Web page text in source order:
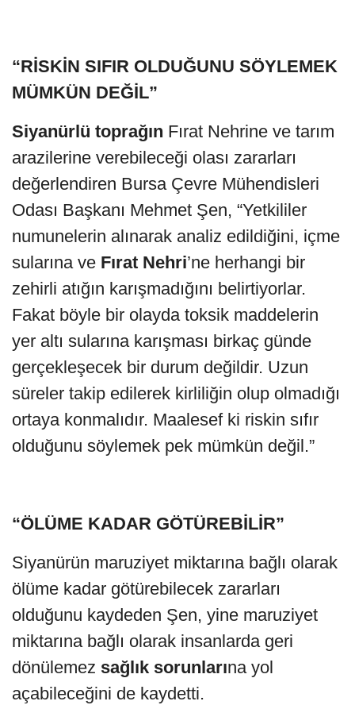
“RİSKİN SIFIR OLDUĞUNU SÖYLEMEK
MÜMKÜN DEĞİL”
Siyanürlü toprağın Fırat Nehrine ve tarım
arazilerine verebileceği olası zararları
değerlendiren Bursa Çevre Mühendisleri
Odası Başkanı Mehmet Şen, “Yetkililer
numunelerin alınarak analiz edildiğini, içme
sularına ve Fırat Nehri’ne herhangi bir
zehirli atığın karışmadığını belirtiyorlar.
Fakat böyle bir olayda toksik maddelerin
yer altı sularına karışması birkaç günde
gerçekleşecek bir durum değildir. Uzun
süreler takip edilerek kirliliğin olup olmadığı
ortaya konmalıdır. Maalesef ki riskin sıfır
olduğunu söylemek pek mümkün değil.”
“ÖLÜME KADAR GÖTÜREBİLİR”
Siyanürün maruziyet miktarına bağlı olarak
ölüme kadar götürebilecek zararları
olduğunu kaydeden Şen, yine maruziyet
miktarına bağlı olarak insanlarda geri
dönülemez sağlık sorunlarına yol
açabileceğini de kaydetti.